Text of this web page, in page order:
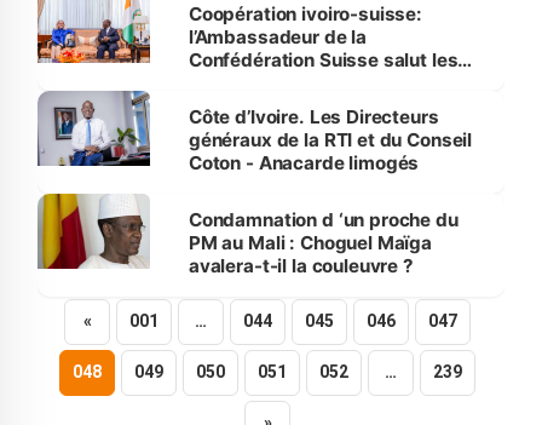
Coopération ivoiro-suisse:
l’Ambassadeur de la
Confédération Suisse salut les
d’Ivoire
Côte d’Ivoire. Les Directeurs
généraux de la RTI et du Conseil
Coton - Anacarde limogés
Condamnation d ‘un proche du
PM au Mali : Choguel Maïga
avalera-t-il la couleuvre ?
« 001 … 044 045 046 047
048 049 050 051 052 … 239